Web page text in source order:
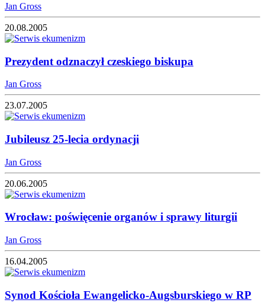
Jan Gross
20.08.2005
Prezydent odznaczył czeskiego biskupa
Jan Gross
23.07.2005
Jubileusz 25-lecia ordynacji
Jan Gross
20.06.2005
Wrocław: poświęcenie organów i sprawy liturgii
Jan Gross
16.04.2005
Synod Kościoła Ewangelicko-Augsburskiego w RP